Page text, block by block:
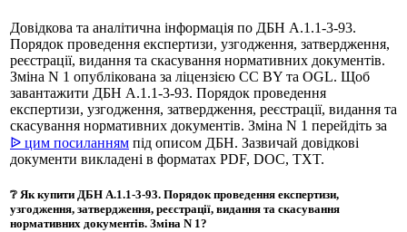
Довідкова та аналітична інформація по ДБН А.1.1-3-93.
Порядок проведення експертизи, узгодження, затвердження,
реєстрації, видання та скасування нормативних документів.
Зміна N 1 опублікована за ліцензією CC BY та OGL. Щоб
завантажити ДБН А.1.1-3-93. Порядок проведення
експертизи, узгодження, затвердження, реєстрації, видання та
скасування нормативних документів. Зміна N 1 перейдіть за
ᐉ цим посиланням під описом ДБН. Зазвичай довідкові
документи викладені в форматах PDF, DOC, TXT.
❔ Як купити ДБН А.1.1-3-93. Порядок проведення експертизи,
узгодження, затвердження, реєстрації, видання та скасування
нормативних документів. Зміна N 1?